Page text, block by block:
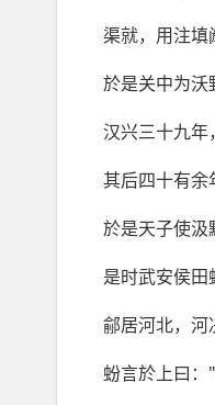
渠就，用注填
於是关中为沃
汉兴三十九年
其后四十有余
於是天子使汲
是时武安侯田
鄃居河北，河
蚡言於上曰